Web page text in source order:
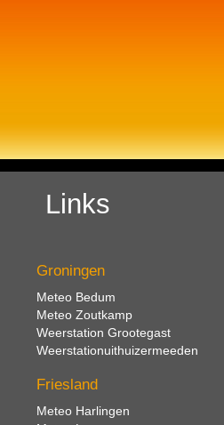
Links
Groningen
Meteo Bedum
Meteo Zoutkamp
Weerstation Grootegast
Weerstationuithuizermeeden
Friesland
Meteo Harlingen